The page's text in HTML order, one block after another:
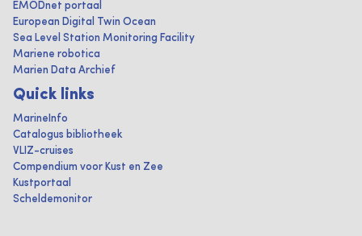
EMODnet portaal
European Digital Twin Ocean
Sea Level Station Monitoring Facility
Mariene robotica
Marien Data Archief
Quick links
MarineInfo
Catalogus bibliotheek
VLIZ-cruises
Compendium voor Kust en Zee
Kustportaal
Scheldemonitor